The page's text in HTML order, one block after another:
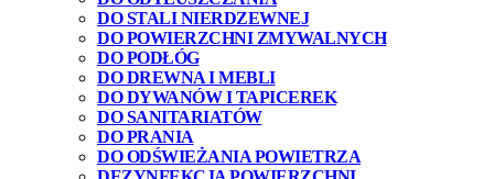
DO STALI NIERDZEWNEJ
DO POWIERZCHNI ZMYWALNYCH
DO PODŁÓG
DO DREWNA I MEBLI
DO DYWANÓW I TAPICEREK
DO SANITARIATÓW
DO PRANIA
DO ODŚWIEŻANIA POWIETRZA